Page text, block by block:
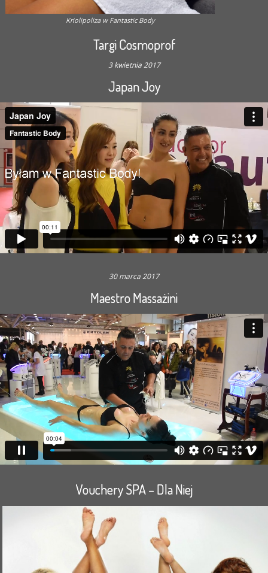
Kriolipoliza w Fantastic Body
Targi Cosmoprof
3 kwietnia 2017
Japan Joy
30 marca 2017
Maestro Massażini
Vouchery SPA – Dla Niej